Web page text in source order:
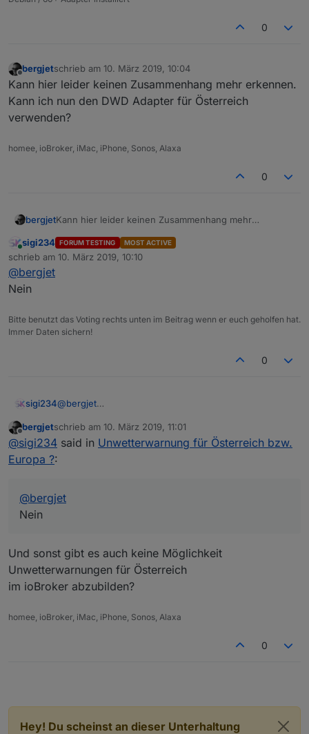
0
Offline
bergjetschrieb am 10. März 2019, 10:04
zuletzt editiert von
Kann hier leider keinen Zusammenhang mehr erkennen.
Kann ich nun den DWD Adapter für Österreich
verwenden?
homee, ioBroker, iMac, iPhone, Sonos, Alaxa
0
bergjetKann hier leider keinen Zusammenhang mehr
Kann ich nun den DWD Adapter für Österreich
verwenden?
Online
sigi234 FORUM TESTING MOST ACTIVE
schrieb am 10. März 2019, 10:10
zuletzt editiert von
@bergjet
Nein
Bitte benutzt das Voting rechts unten im Beitrag wenn er euch geholfen hat.
Immer Daten sichern!
0
sigi234@bergjet
Offline
bergjetschrieb am 10. März 2019, 11:01
zuletzt editiert von
@sigi234 said in Unwetterwarnung für Österreich bzw.
Europa ?:
@bergjet
Nein
Und sonst gibt es auch keine Möglichkeit
Unwetterwarnungen für Österreich
im ioBroker abzubilden?
homee, ioBroker, iMac, iPhone, Sonos, Alaxa
0
Hey! Du scheinst an dieser Unterhaltung